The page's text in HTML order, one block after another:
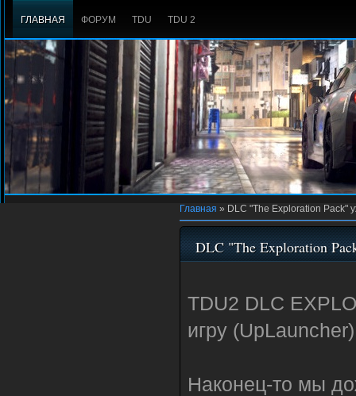
ГЛАВНАЯ ФОРУМ TDU TDU 2
Главная » DLC "The Exploration Pack"
DLC "The Exploration
TDU2 DLC
игру
Наконец-то мы